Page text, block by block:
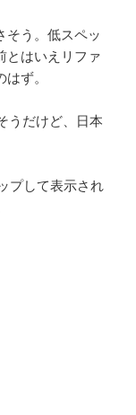
そう。低スペッ
とはいえリファ
ず。
うだけど、日本
プして表示され